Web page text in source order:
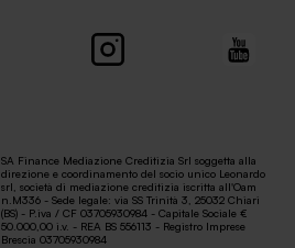
SA Finance Mediazione Creditizia Srl soggetta alla
direzione e coordinamento del socio unico Leonardo
srl, società di mediazione creditizia iscritta all'Oam
n.M336 - Sede legale: via SS Trinità 3, 25032 Chiari
(BS) - P.iva / CF 03705930984 - Capitale Sociale €
50.000,00 i.v. - REA BS 556113 - Registro Imprese
Brescia 03705930984